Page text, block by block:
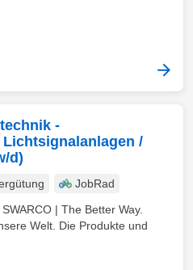
-
/
d)
JobRad
| The Better Way.
Welt. Die Produkte und